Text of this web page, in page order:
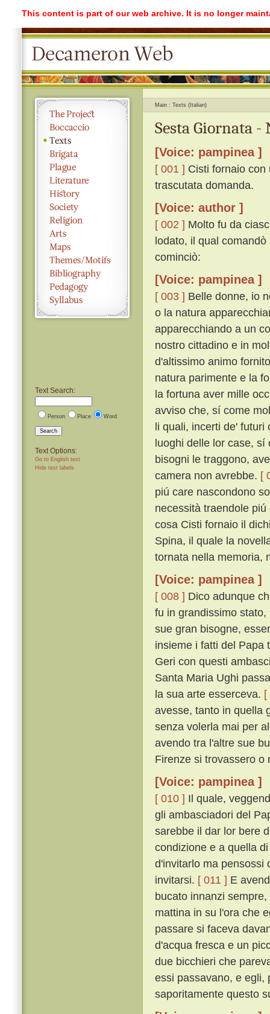
This content is part of our web archive. It is no longer
Text Search:
Person Place Word
Search
Text Options:
Go to English text
Hide text labels
Main Texts (Italian)
Sesta Giornata -
[Voice: pampinea ]
[ 001 ] Cisti fornaio
trascutata domanda.
[Voice: author ]
[ 002 ] Molto fu da
lodato, il qual
cominciò:
[Voice: pampinea ]
[ 003 ] Belle donne, io
o la natura
apparecchiando a un
nostro cittadino e in
d'altissimo animo
natura parimente e la
la fortuna aver mille
avviso che, sí come
li quali, incerti de' futuri
luoghi delle lor case, sí
bisogni le traggono,
camera non avrebbe. [
piú care nascondono
necessità traendole
cosa Cisti fornaio il
Spina, il quale la
tornata nella memoria,
[Voice: pampinea ]
[ 008 ] Dico adunque
fu in grandissimo
sue gran bisogne,
insieme i fatti del Papa
Geri con questi
Santa Maria Ughi
la sua arte esserceva. [
avesse, tanto in quella
senza volerla mai per
avendo tra l'altre sue
Firenze si trovassero o
[Voice: pampinea ]
[ 010 ] Il quale,
gli ambasciadori del
sarebbe il dar lor bere
condizione e a quella
d'invitarlo ma pensossi
invitarsi. [ 011 ] E
bucato innanzi
mattina in su l'ora che
passare si faceva
d'acqua fresca e un
due bicchieri che
essi passavano, e egli,
saporitamente questo